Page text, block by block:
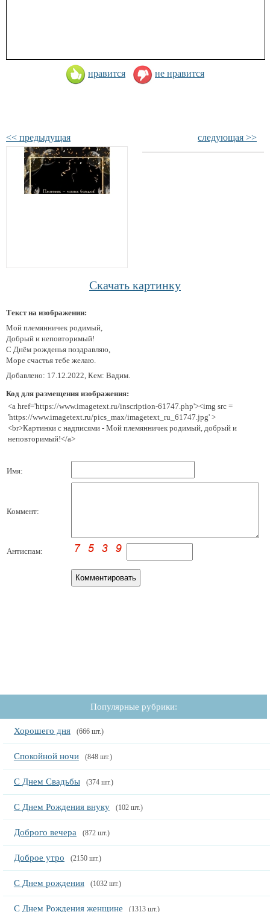
нравится не нравится
<< предыдущая следующая >>
Скачать картинку
Текст на изображении:
Мой племянничек родимый,
Добрый и неповторимый!
С Днём рожденья поздравляю,
Море счастья тебе желаю.
Добавлено: 17.12.2022, Кем: Вадим.
Код для размещения изображения:
<a href='https://www.imagetext.ru/inscription-61747.php'><img src =
'https://www.imagetext.ru/pics_max/imagetext_ru_61747.jpg' >
<br>Картинки с надписями - Мой племянничек родимый, добрый и
неповторимый!</a>
Имя:
Коммент:
Антиспам:
Популярные рубрики:
Хорошего дня (666 шт.)
Спокойной ночи (848 шт.)
С Днем Свадьбы (374 шт.)
С Днем Рождения внуку (102 шт.)
Доброго вечера (872 шт.)
Доброе утро (2150 шт.)
С Днем рождения (1032 шт.)
С Днем Рождения женщине (1313 шт.)